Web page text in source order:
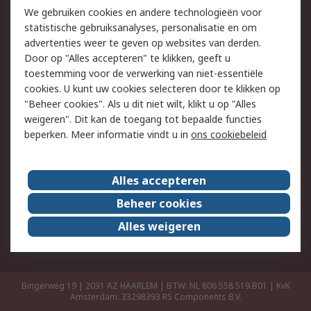
Track & Trace
Wettelijk
Cookiebeleid
Email veiligheid
Privacybeleid
Websitevoorwaarden
Algemene
verkoopvoorwaarden
Over RS
RS Group
Over ons
RS wereldwijd
Werken bij RS
ESG
Bingerweg 19 | 2031 AZ HAARLEM | BTW: NL 806 558 519.B01 | KvK
Amsterdam: 33298393 RS Components B.V.
We gebruiken cookies en andere technologieën voor
statistische gebruiksanalyses, personalisatie en om
advertenties weer te geven op websites van derden.
Door op "Alles accepteren" te klikken, geeft u
toestemming voor de verwerking van niet-essentiële
cookies. U kunt uw cookies selecteren door te klikken op
"Beheer cookies". Als u dit niet wilt, klikt u op "Alles
weigeren". Dit kan de toegang tot bepaalde functies
beperken. Meer informatie vindt u in ons cookiebeleid
Alles accepteren
Beheer cookies
Alles weigeren